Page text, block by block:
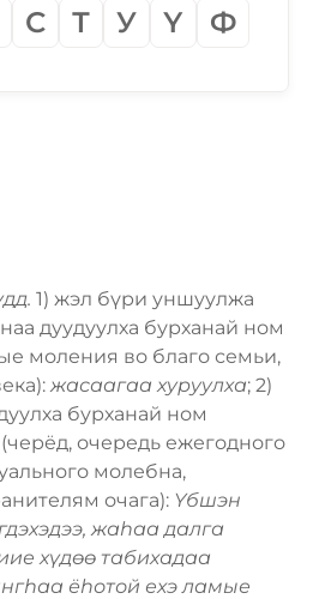
С Т У Ү Ф
1) жэл бүри уншуулжа
дуудуулха бурханай ном
моления во благо семьи,
жасаагаа хуруулха; 2)
бурханай ном
очередь ежегодного
молебна,
очага): Үбшэн
жаһаа далга
хүдѳѳ табихадаа
ёһотой ехэ ламые